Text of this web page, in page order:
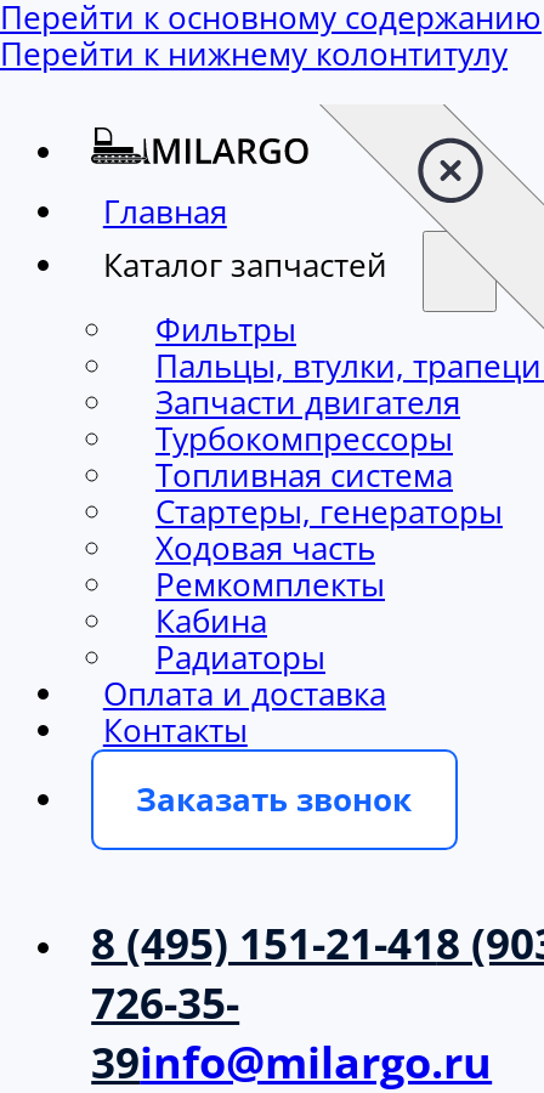
Перейти к основному содержанию
Перейти к нижнему колонтитулу
Главная
Каталог запчастей
Фильтры
Пальцы, втулки,
Запчасти двигателя
Турбокомпрессоры
Топливная система
Стартеры, генераторы
Ходовая часть
Ремкомплекты
Кабина
Радиаторы
Оплата и доставка
Контакты
Заказать звонок
8 (495) 151-21-418
726-35-
39info@milargo.ru